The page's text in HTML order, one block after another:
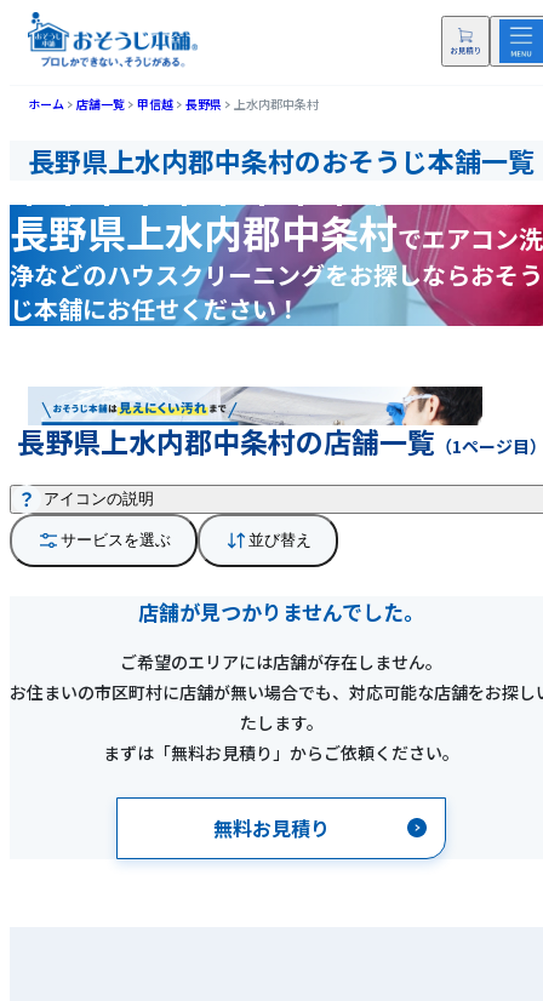
ホーム 店舗一覧 甲信越 長野県 上水内郡中条村
長野県上水内郡中条村のおそうじ本舗一覧
長野県上水内郡中条村でエアコン洗
浄などのハウスクリーニングをお探しならおそう
じ本舗にお任せください！
長野県上水内郡中条村の店舗一覧 （1ページ目
サービスを選ぶ 並び替え
アイコンの説明
店舗が見つかりませんでした。
ご希望のエリアには店舗が存在しません。
お住まいの市区町村に店舗が無い場合でも、対応可能な店舗をお探し
たします。
まずは「無料お見積り」からご依頼ください。
無料お見積り